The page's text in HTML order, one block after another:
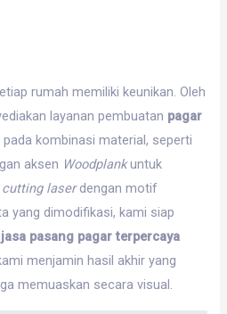
rumah memiliki keunikan. Oleh
layanan pembuatan pagar
kombinasi material, seperti
aksen Woodplankuntuk
cutting laserdengan motif
yang dimodifikasi, kami siap
jasa pasang pagar terpercaya
menjamin hasil akhir yang
memuaskan secara visual.